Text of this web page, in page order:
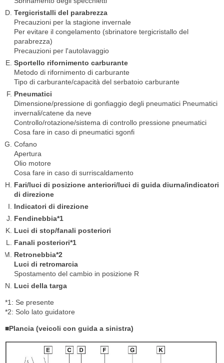
Tergicristalli del parabrezza
Precauzioni per la stagione invernale
Per evitare il congelamento (sbrinatore tergicristallo del
parabrezza)
Precauzioni per l'autolavaggio
Sportello rifornimento carburante
Metodo di rifornimento di carburante
Tipo di carburante/capacità del serbatoio carburante
Pneumatici
Dimensione/pressione di gonfiaggio degli pneumatici Pneumatici
invernali/catene da neve
Controllo/rotazione/sistema di controllo pressione pneumatici
Cosa fare in caso di pneumatici sgonfi
Cofano
Apertura
Olio motore
Cosa fare in caso di surriscaldamento
Fari/luci di posizione anteriori/luci di guida diurna/indicatori
di direzione
Indicatori di direzione
Fendinebbia*1
Luci di stop/fanali posteriori
Fanali posteriori*1
Retronebbia*2
Luci di retromarcia
Spostamento del cambio in posizione R
Luci della targa
*1: Se presente
*2: Solo lato guidatore
■Plancia (veicoli con guida a sinistra)